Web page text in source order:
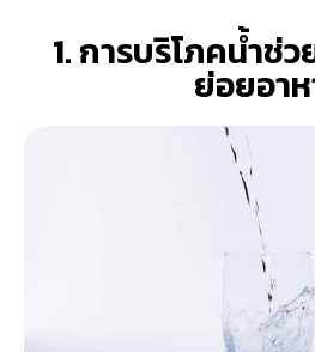
1. การบริโภคน้ำช่
ย่อยอา